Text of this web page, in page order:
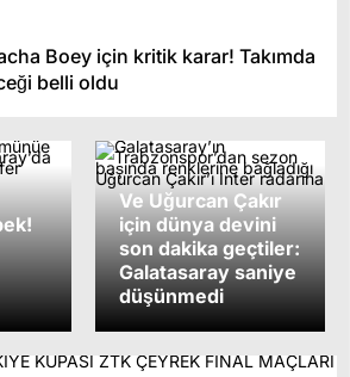
Boey için kritik karar! Takımda
belli oldu
Ve Uğurcan Çakır
için dünya devini
son dakika geçtiler:
Galatasaray saniye
düşünmedi